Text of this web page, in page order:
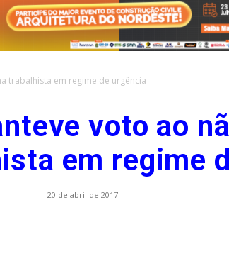
Dia
.com.br
trabalhista em regime de urgência
voto ao
em regime
20 de abril de 2017